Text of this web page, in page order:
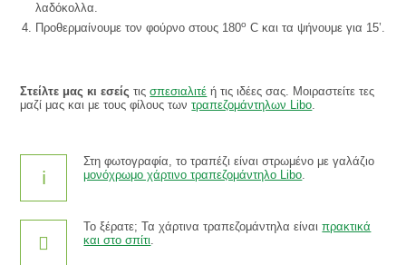
λαδόκολλα.
Προθερμαίνουμε τον φούρνο στους 180o C και τα ψήνουμε για 15’.
Στείλτε μας κι εσείς τιςσπεσιαλιτέ ή τις ιδέες σας. Μοιραστείτε τες
μαζί μας και με τους φίλους τωντραπεζομάντηλων Libo.
Στη φωτογραφία, το τραπέζι είναι στρωμένο με γαλάζιο
μονόχρωμο χάρτινο τραπεζομάντηλο Libo.
Το ξέρατε; Τα χάρτινα τραπεζομάντηλα είναιπρακτικά
και στο σπίτι.